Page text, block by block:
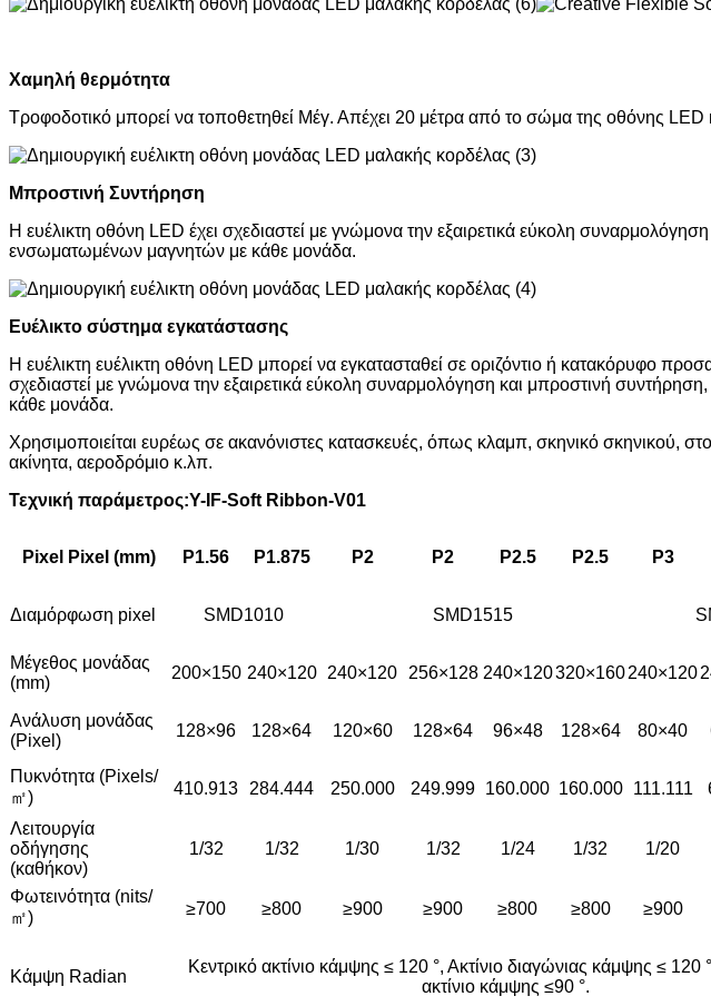
Χαμηλή θερμότητα
Τροφοδοτικό μπορεί να τοποθετηθεί Μέγ. Απέχει 20 μέτρα από το σώμα της οθόνης LED
Μπροστινή Συντήρηση
Η ευέλικτη οθόνη LED έχει σχεδιαστεί με γνώμονα την εξαιρετικά εύκολη
ενσωματωμένων μαγνητών με κάθε μονάδα.
Ευέλικτο σύστημα εγκατάστασης
Η ευέλικτη ευέλικτη οθόνη LED μπορεί να εγκατασταθεί σε οριζόντιο ή κατακόρυφο
σχεδιαστεί με γνώμονα την εξαιρετικά εύκολη συναρμολόγηση και μπροστινή
κάθε μονάδα.
Χρησιμοποιείται ευρέως σε ακανόνιστες κατασκευές, όπως κλαμπ, σκηνικό σκηνικού,
ακίνητα, αεροδρόμιο κ.λπ.
Τεχνική παράμετρος:Y-IF-Soft Ribbon-V01
Pixel Pixel (mm) P1.56 P1.875 P2 P2 P2.5 P2.5 P3
Διαμόρφωση pixel SMD1010 SMD1515
Μέγεθος μονάδας
(mm)
200×150 240×120 240×120 256×128 240×120320×160240×120
Ανάλυση μονάδας
(Pixel)
128×96 128×64 120×60 128×64 96×48 128×64 80×40
Πυκνότητα (Pixels/
㎡)
410.913 284.444 250.000 249.999 160.000 160.000 111.111
Λειτουργία
οδήγησης
(καθήκον)
1/32 1/32 1/30 1/32 1/24 1/32 1/20
Φωτεινότητα (nits/
㎡)
≥700 ≥800 ≥900 ≥900 ≥800 ≥800 ≥900
Κάμψη Radian
Κεντρικό ακτίνιο κάμψης ≤ 120 °, Ακτίνιο διαγώνιας κάμψης ≤ 120
ακτίνιο κάμψης ≤90 °.